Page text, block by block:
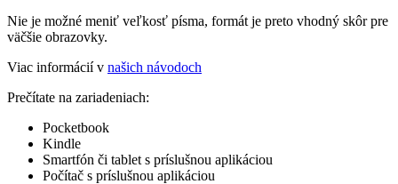
Nie je možné meniť veľkosť písma, formát je preto vhodný skôr pre
väčšie obrazovky.
Viac informácií v našich návodoch
Prečítate na zariadeniach:
Pocketbook
Kindle
Smartfón či tablet s príslušnou aplikáciou
Počítač s príslušnou aplikáciou